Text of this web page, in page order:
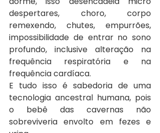
despertares, choro, corpo
remexendo, chutes, empurrões,
impossibilidade de entrar no sono
profundo, inclusive alteração na
frequência respiratória e na
frequência cardíaca.
E tudo isso é sabedoria de uma
tecnologia ancestral humana, pois
o bebê das cavernas não
sobreviveria envolto em fezes e